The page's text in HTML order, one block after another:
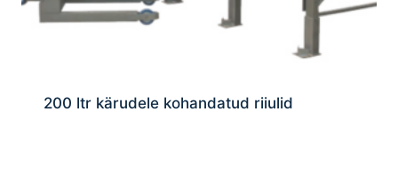
200 ltr kärudele kohandatud riiulid